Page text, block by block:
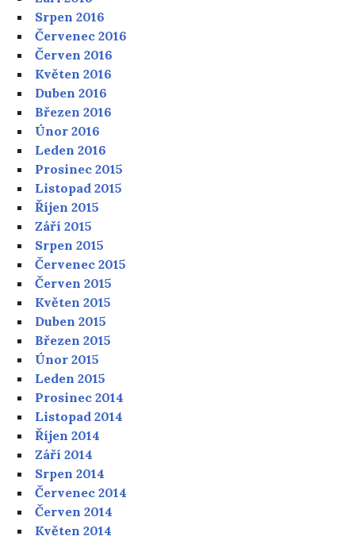
Srpen 2016
Červenec 2016
Červen 2016
Květen 2016
Duben 2016
Březen 2016
Únor 2016
Leden 2016
Prosinec 2015
Listopad 2015
Říjen 2015
Září 2015
Srpen 2015
Červenec 2015
Červen 2015
Květen 2015
Duben 2015
Březen 2015
Únor 2015
Leden 2015
Prosinec 2014
Listopad 2014
Říjen 2014
Září 2014
Srpen 2014
Červenec 2014
Červen 2014
Květen 2014